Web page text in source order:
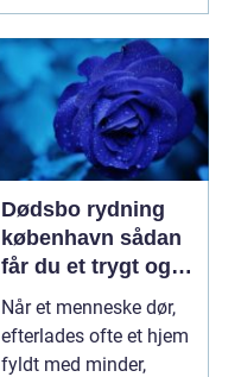
Dødsbo rydning
københavn sådan
får du et trygt og
professionelt
forløb
Når et menneske dør,
efterlades ofte et hjem
fyldt med minder,